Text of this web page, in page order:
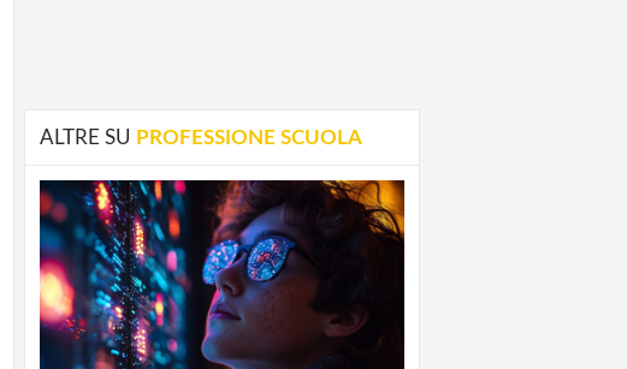
ALTRE SU PROFESSIONE SCUOLA